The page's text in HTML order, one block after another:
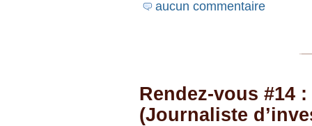
aucun commentaire
Rendez-vous #14
(Journaliste